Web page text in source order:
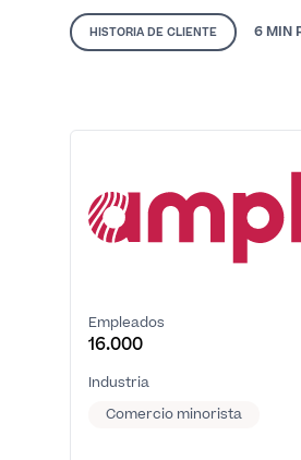
HISTORIA DE CLIENTE 6 MIN
Empleados
16.000
Industria
Comercio minorista